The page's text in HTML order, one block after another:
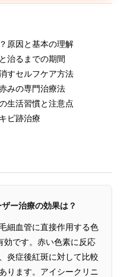
原因と基本の理解
治るまでの期間
すセルフケア方法
みの専門治療法
生活習慣と注意点
ビ跡治療
ー治療の効果は？
細血管に直接作用する色
効です。赤い色素に反応
炎症後紅斑に対して比較
ります。アイシークリニ